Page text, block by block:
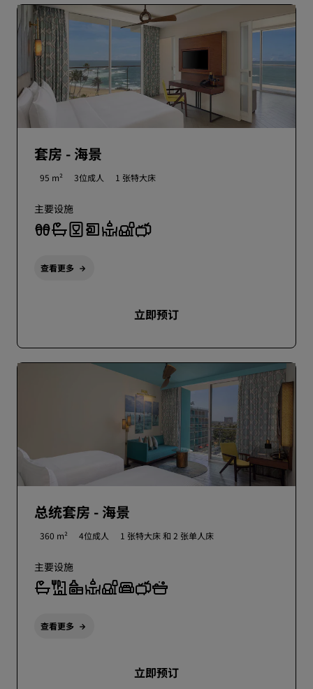
套房 - 海景
95 m² 3位成人 1 张特大床
主要设施
查看更多
立即预订
总统套房 - 海景
360 m² 4位成人 1 张特大床 和 2 张单人床
主要设施
查看更多
立即预订